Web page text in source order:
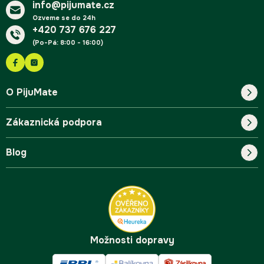
info@pijumate.cz
Ozveme se do 24h
+420 737 676 227
(Po-Pá: 8:00 - 16:00)
O PijuMate
Náš příběh
Zákaznická podpora
Kontakt
Blog
Možnosti dopravy